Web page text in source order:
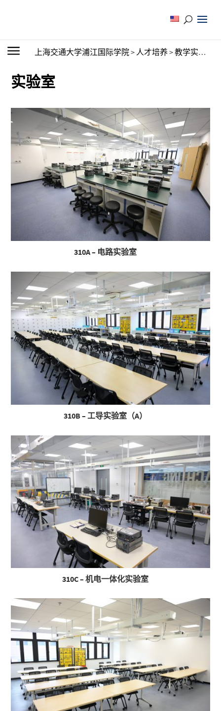
上海交通大学浦江国际学院> 人才培养>教学实验室
实验室
310A – 电路实验室
310B – 工导实验室（A）
310C – 机电一体化实验室